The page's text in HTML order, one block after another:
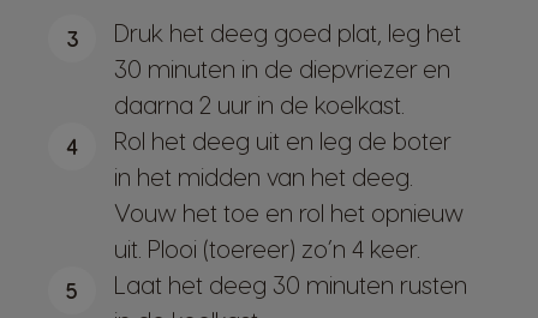
3
Druk het deeg goed plat, leg het
30 minuten in de diepvriezer en
daarna 2 uur in de koelkast.
4
Rol het deeg uit en leg de boter
in het midden van het deeg.
Vouw het toe en rol het opnieuw
uit. Plooi (toereer) zo’n 4 keer.
5
Laat het deeg 30 minuten rusten